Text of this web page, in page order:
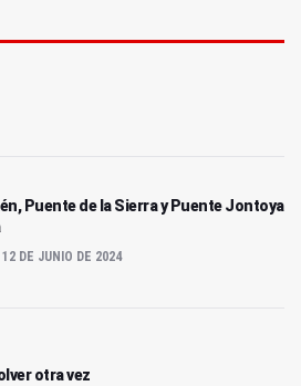
Puente de la Sierra y Puente Jontoya
DE JUNIO DE 2024
otra vez